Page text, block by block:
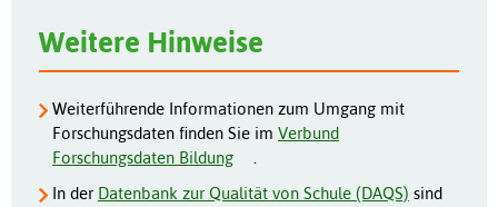
Weitere Hinweise
Weiterführende Informationen zum Umgang mit
Forschungsdaten finden Sie im Verbund
Forschungsdaten Bildung
.
In der Datenbank zur Qualität von Schule (DAQS) sind